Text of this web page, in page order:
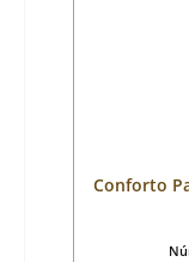
Conforto